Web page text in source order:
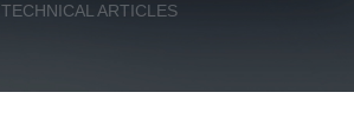
TECHNICAL ARTICLES